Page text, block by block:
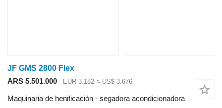
JF GMS 2800 Flex
ARS 5.501.000
EUR 3.182 ≈ US$ 3.676
Maquinaria de henificación - segadora acondicionadora